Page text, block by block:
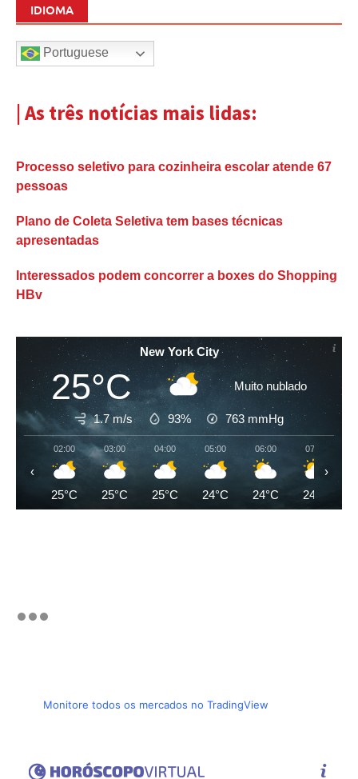
IDIOMA
Portuguese
| As três notícias mais lidas:
Processo seletivo para cozinheira escolar atende 67
pessoas
Plano de Coleta Seletiva tem bases técnicas
apresentadas
Interessados podem concorrer a boxes do Shopping
HBv
New York City
25°C Muito nublado
1.7 m/s 93% 763 mmHg
02:00
25°C
03:00
25°C
04:00
25°C
05:00
24°C
06:00
24°C
07:00
24°C
‹ ›
Monitore todos os mercados no TradingView